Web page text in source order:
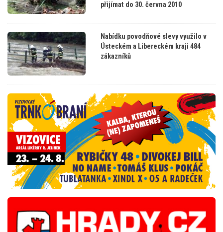
přijímat do 30. června 2010
Nabídku povodňové slevy využilo v
Ústeckém a Libereckém kraji 484
zákazníků